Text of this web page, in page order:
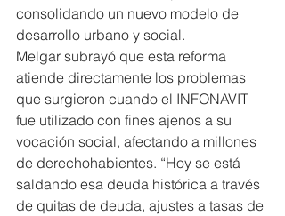
consolidando un nuevo modelo de
desarrollo urbano y social.
Melgar subrayó que esta reforma
atiende directamente los problemas
que surgieron cuando el INFONAVIT
fue utilizado con fines ajenos a su
vocación social, afectando a millones
de derechohabientes. “Hoy se está
saldando esa deuda histórica a través
de quitas de deuda, ajustes a tasas de